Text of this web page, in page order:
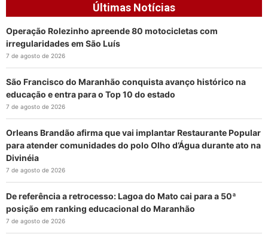
Últimas Notícias
Operação Rolezinho apreende 80 motocicletas com
irregularidades em São Luís
7 de agosto de 2026
São Francisco do Maranhão conquista avanço histórico na
educação e entra para o Top 10 do estado
7 de agosto de 2026
Orleans Brandão afirma que vai implantar Restaurante Popular
para atender comunidades do polo Olho d’Água durante ato na
Divinéia
7 de agosto de 2026
De referência a retrocesso: Lagoa do Mato cai para a 50ª
posição em ranking educacional do Maranhão
7 de agosto de 2026